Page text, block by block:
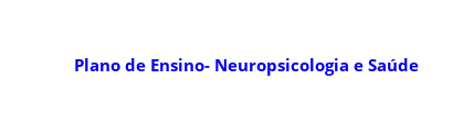
Plano de Ensino- Neuropsicologia e Saúde